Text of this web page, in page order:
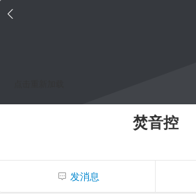
焚音控
发消息